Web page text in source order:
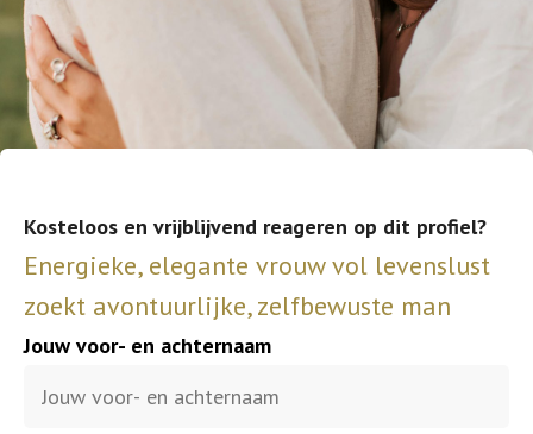
Kosteloos en vrijblijvend reageren op dit profiel?
Energieke, elegante vrouw vol levenslust
zoekt avontuurlijke, zelfbewuste man
Jouw voor- en achternaam